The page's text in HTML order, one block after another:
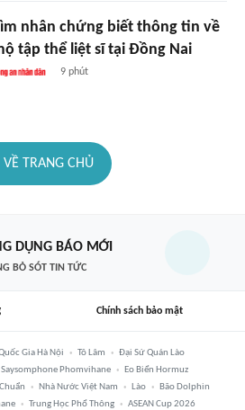
nhân chứng biết thông tin về
tập thể liệt sĩ tại Đồng Nai
9 phút
VỀ TRANG CHỦ
DỤNG BÁO MỚI
BỎ SÓT TIN TỨC
Chính sách bảo mật
Gia Hà Nội Tô Lâm
Đại Sứ Quán Lào
Saysomphone Phomvihane
Eo Biển Hormuz
Nhà Nước Việt Nam Lào
Bão Dolphin
Trung Học Phổ Thông ASEAN Cup 2026